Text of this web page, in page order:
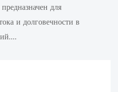
для
и долговечности в